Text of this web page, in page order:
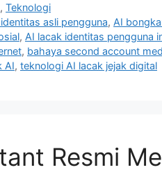
,Teknologi
asli pengguna, AI
, AI lacak identitas pengguna
, bahaya second account
AI, teknologi AI lacak jejak digital
Resmi